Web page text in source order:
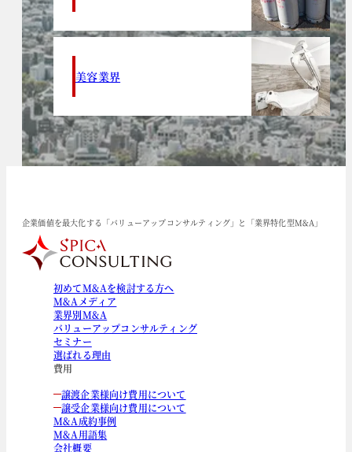
美容業界
企業価値を最大化する「バリューアップコンサルティング」と「業界特化型M&A」
初めてM&Aを検討する方へ
M&Aメディア
業界別M&A
バリューアップコンサルティング
セミナー
選ばれる理由
費用
譲渡企業様向け費用について
譲受企業様向け費用について
M&A成約事例
M&A用語集
会社概要